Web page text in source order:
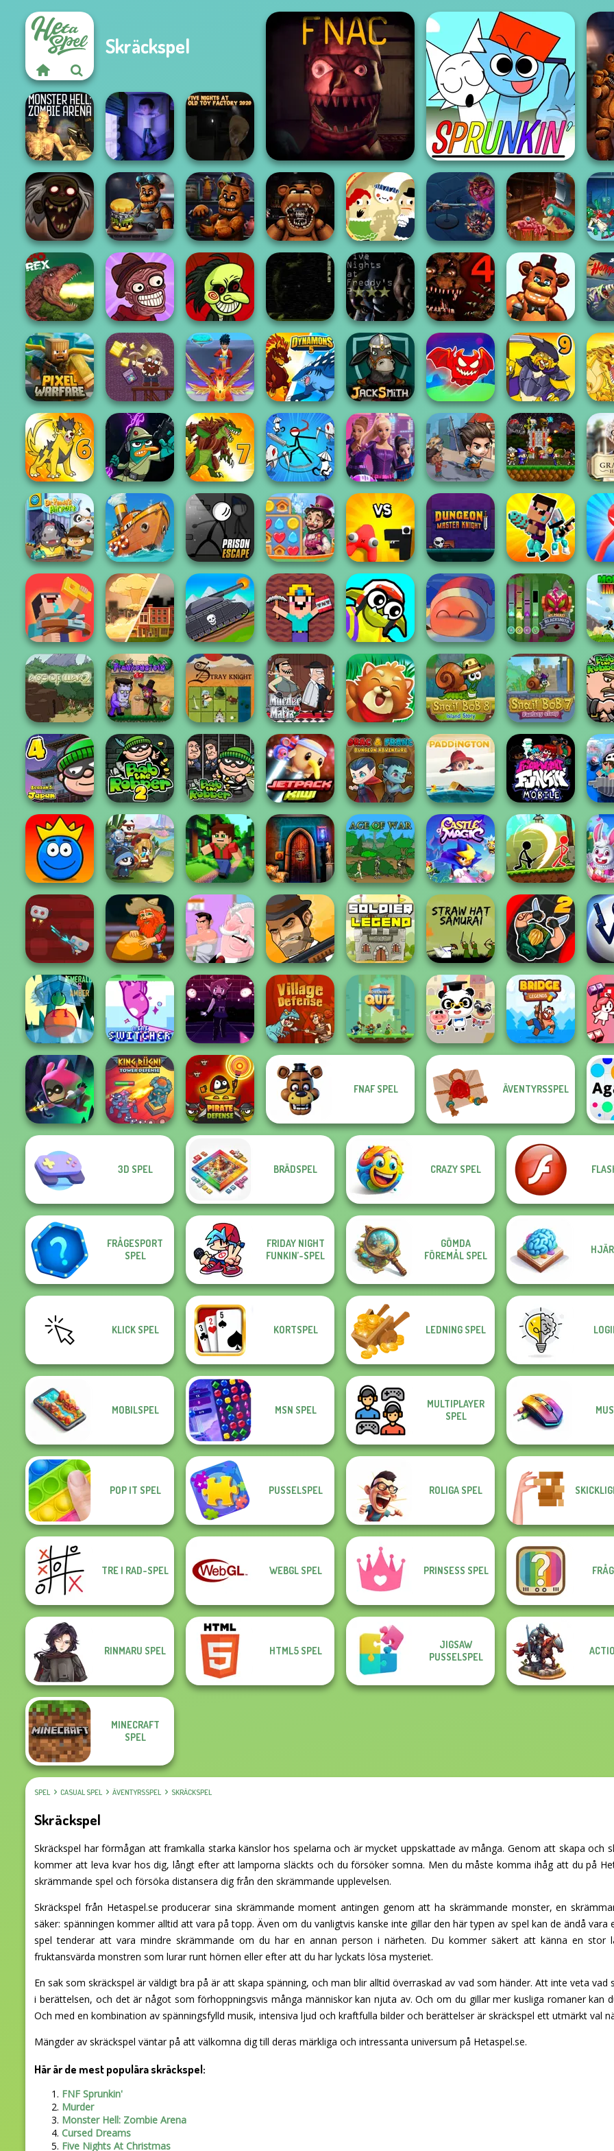
Skräckspel
Five Nights At Christmas FNF Sprunkin'
Monster Hell:
Zombie Arena
Cursed Dreams
Five Nights at Old
Toy Factory...
Trollface Quest:
Horror 3
FNAF Burger FNAF Bartender
FNAF: Night at
Haunt the House
Ghost
Exterminator
Headless
Zombie Chicken
Lab
Rio Rex
Trollface Quest:
Horror 2
Trollface Quest:
Horror
Five Nights at
Freddy's 3
Five Nights at
Freddys 2
Five Nights at
Freddy’s 4
Huggy Wuggy
Shooter
Minecraft Pixel
Warfare
Gold Mine Mystical Blade 3D Dynamons 5 Jacksmith
Obby The
Legendary
Dragon
Dynamons 9
Dynamons 6
Agent P Rebel
Spy
Dynamons 7
Stickman Rogue
Online
Spy Squad
Academy
Last Day On Earth
Survival
Mini Guardians
Castle Defense
What
Dr. Panda Airport Clean the Ocean
Prison Escape
Online
Vega Mix: Fairy
Town
Alphabet: Merge
And Fight
Dungeon Master
Knight
Noob vs Pro
Challenge
Red
Noob: Zombie
Prison Escape
End of War
Tanks 2D: Tank
Wars
Noob Miner:
Escape From
Prison
Funny Blade &
Magic
Fireblob Winter
My Pocket
Blacksmith
Age of War 2 Frankenstein Go Stray Knight Murder Mafia Squirrel Hero Snail Bob 8 Snail Bob 7
Bob
4
Bob The Robber
4 Season 3:
Bob the Robber
2
Bob the Robber Jetpack Kiwi Lite Drac & Franc Paddington
Friday Night
Funkin': Foned
In...
Ball Tales - The
Holy Treasure
Panda Legend Minicraft
100 Doors:
Escape Room
Age of War Castle of Magic
Stickman
Archero Fight
Robo Battle Gold Miner Jack The Office Guy Mafia Wars Soldier Legend
Straw Hat
Samurai
Hunter Assassin
2
Stick
Emerald and
Amber
Mini Switcher LinQuest Village Defense Dr. Panda School
Arrow's
Adventure
Pirate Defense
FNAF SPEL ÄVENTYRSSPEL
3D SPEL BRÄDSPEL CRAZY SPEL
FRÅGESPORT
SPEL
FRIDAY NIGHT
FUNKIN’-SPEL
GÖMDA
FÖREMÅL SPEL
KLICK SPEL KORTSPEL LEDNING SPEL
MOBILSPEL MSN SPEL
MULTIPLAYER
SPEL
POP IT SPEL PUSSELSPEL ROLIGA SPEL
TRE I RAD-SPEL WEBGL SPEL PRINSESS SPEL
RINMARU SPEL HTML5 SPEL
JIGSAW
PUSSELSPEL
MINECRAFT
SPEL
SPEL CASUAL SPEL ÄVENTYRSSPEL SKRÄCKSPEL
Skräckspel
Skräckspel har förmågan att framkalla starka känslor hos spelarna och är mycket uppskattade av många. Genom att skapa och
kommer att leva kvar hos dig, långt efter att lamporna släckts och du försöker somna. Men du måste komma ihåg att du på
skrämmande spel och försöka distansera dig från den skrämmande upplevelsen.
Skräckspel från Hetaspel.se producerar sina skrämmande moment antingen genom att ha skrämmande monster, en
säker: spänningen kommer alltid att vara på topp. Även om du vanligtvis kanske inte gillar den här typen av spel kan de ändå
spel tenderar att vara mindre skrämmande om du har en annan person i närheten. Du kommer säkert att känna en stor
fruktansvärda monstren som lurar runt hörnen eller efter att du har lyckats lösa mysteriet.
En sak som skräckspel är väldigt bra på är att skapa spänning, och man blir alltid överraskad av vad som händer. Att inte veta
i berättelsen, och det är något som förhoppningsvis många människor kan njuta av. Och om du gillar mer kusliga romaner kan
Och med en kombination av spänningsfylld musik, intensiva ljud och kraftfulla bilder och berättelser är skräckspel ett utmärkt val
Mängder av skräckspel väntar på att välkomna dig till deras märkliga och intressanta universum på Hetaspel.se.
Här är de mest populära skräckspel:
FNF Sprunkin'
Murder
Monster Hell: Zombie Arena
Cursed Dreams
Five Nights At Christmas